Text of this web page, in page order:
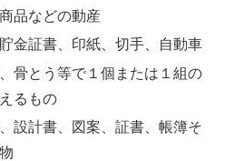
品などの動産
金証書、印紙、切手、自動車
骨とう等で１個または１組の
るもの
設計書、図案、証書、帳簿そ